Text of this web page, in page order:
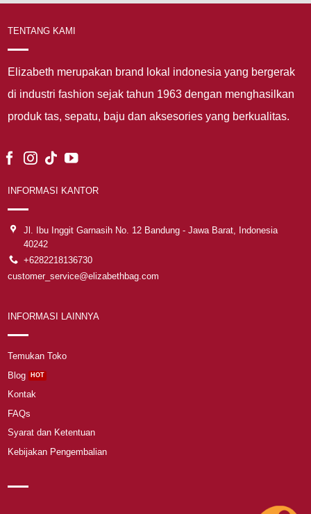
TENTANG KAMI
Elizabeth merupakan brand lokal indonesia yang bergerak
di industri fashion sejak tahun 1963 dengan menghasilkan
produk tas, sepatu, baju dan aksesories yang berkualitas.
INFORMASI KANTOR
Jl. Ibu Inggit Garnasih No. 12 Bandung - Jawa Barat, Indonesia
40242
+6282218136730
customer_service@elizabethbag.com
INFORMASI LAINNYA
Temukan Toko
Blog
Kontak
FAQs
Syarat dan Ketentuan
Kebijakan Pengembalian